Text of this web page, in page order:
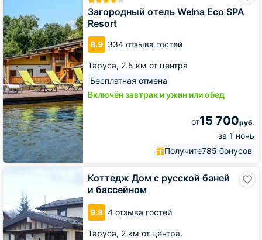
Загородный отель Welna Eco SPA
Resort
8.9 334 отзыва гостей
Таруса, 2.5 км от центра
Бесплатная отмена
Включён завтрак и ужин или обед
от15 700руб.
за 1 ночь
Получите785 бонусов
Eco
SPA
Resort
Коттедж Дом с русской баней
и бассейном
9.8 4 отзыва гостей
Таруса, 2 км от центра
русской
баней
и
бассейном